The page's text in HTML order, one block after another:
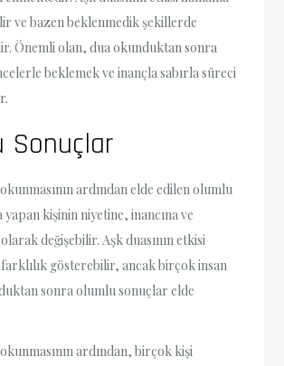
ve bazen beklenmedik şekillerde
Önemli olan, dua okunduktan sonra
beklemek ve inançla sabırla süreci
Sonuçlar
okunmasının ardından elde edilen olumlu
kişinin niyetine, inancına ve
değişebilir. Aşk duasının etkisi
gösterebilir, ancak birçok insan
sonra olumlu sonuçlar elde
okunmasının ardından, birçok kişi